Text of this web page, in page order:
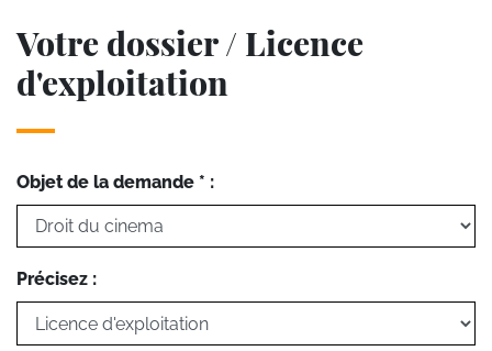
Votre dossier / Licence
d'exploitation
Objet de la demande * :
Précisez :